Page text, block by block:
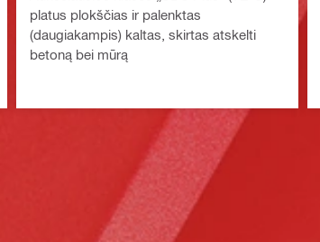
platus plokščias ir palenktas
(daugiakampis) kaltas, skirtas atskelti
betoną bei mūrą